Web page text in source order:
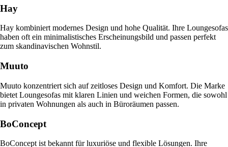
Hay
Hay kombiniert modernes Design und hohe Qualität. Ihre Loungesofas
haben oft ein minimalistisches Erscheinungsbild und passen perfekt
zum skandinavischen Wohnstil.
Muuto
Muuto konzentriert sich auf zeitloses Design und Komfort. Die Marke
bietet Loungesofas mit klaren Linien und weichen Formen, die sowohl
in privaten Wohnungen als auch in Büroräumen passen.
BoConcept
BoConcept ist bekannt für luxuriöse und flexible Lösungen. Ihre